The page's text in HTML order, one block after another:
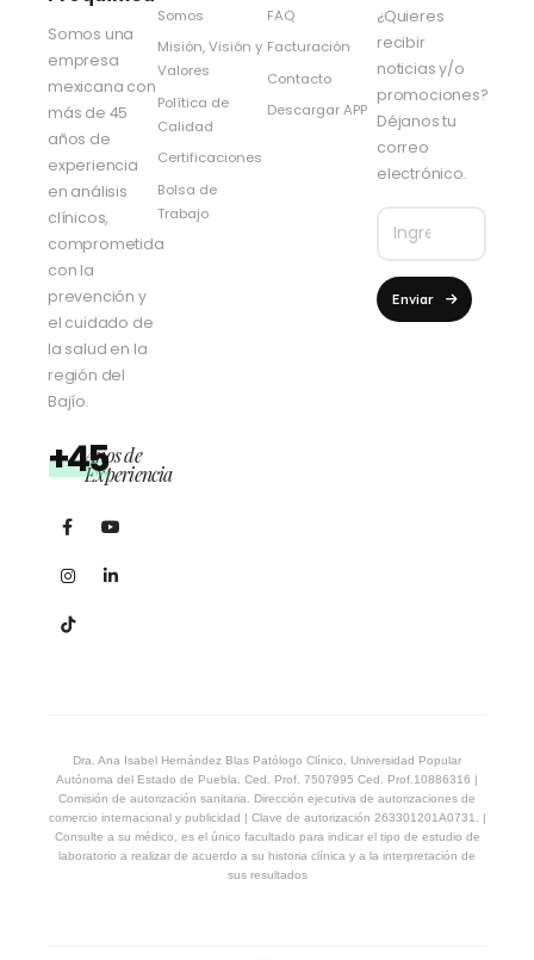
Somos una
empresa
mexicana con
más de 45
años de
experiencia
en análisis
clínicos,
comprometida
con la
prevención y
el cuidado de
la salud en la
región del
Bajío.
+45Años de
Experiencia
Somos
Misión, Visión y
Valores
Política de
Calidad
Certificaciones
Bolsa de
Trabajo
FAQ
Facturación
Contacto
Descargar APP
¿Quieres
recibir
noticias y/o
promociones?
Déjanos tu
correo
electrónico.
Enviar
Dra. Ana Isabel Hernández Blas Patólogo Clínico, Universidad Popular
Autónoma del Estado de Puebla. Ced. Prof. 7507995 Ced. Prof.10886316 |
Comisión de autorización sanitaria. Dirección ejecutiva de autorizaciones de
comercio internacional y publicidad | Clave de autorización 263301201A0731. |
Consulte a su médico, es el único facultado para indicar el tipo de estudio de
laboratorio a realizar de acuerdo a su historia clínica y a la interpretación de
sus resultados